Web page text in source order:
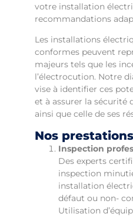
votre installation
recommandations
Les installations
conformes peuvent
majeurs tels que les
l’électrocution. Notre
vise à identifier ces
et à assurer la sécurité
ainsi que celle de ses
Nos
Inspection
Des experts
inspection
installation
défaut ou non-
Utilisation